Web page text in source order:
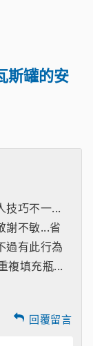
斯罐的安
技巧不一...
謝不敏...省
過有此行為
複填充瓶...
回覆留言